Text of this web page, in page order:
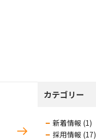
カテゴリー
新着情報 (1)
採用情報 (17)